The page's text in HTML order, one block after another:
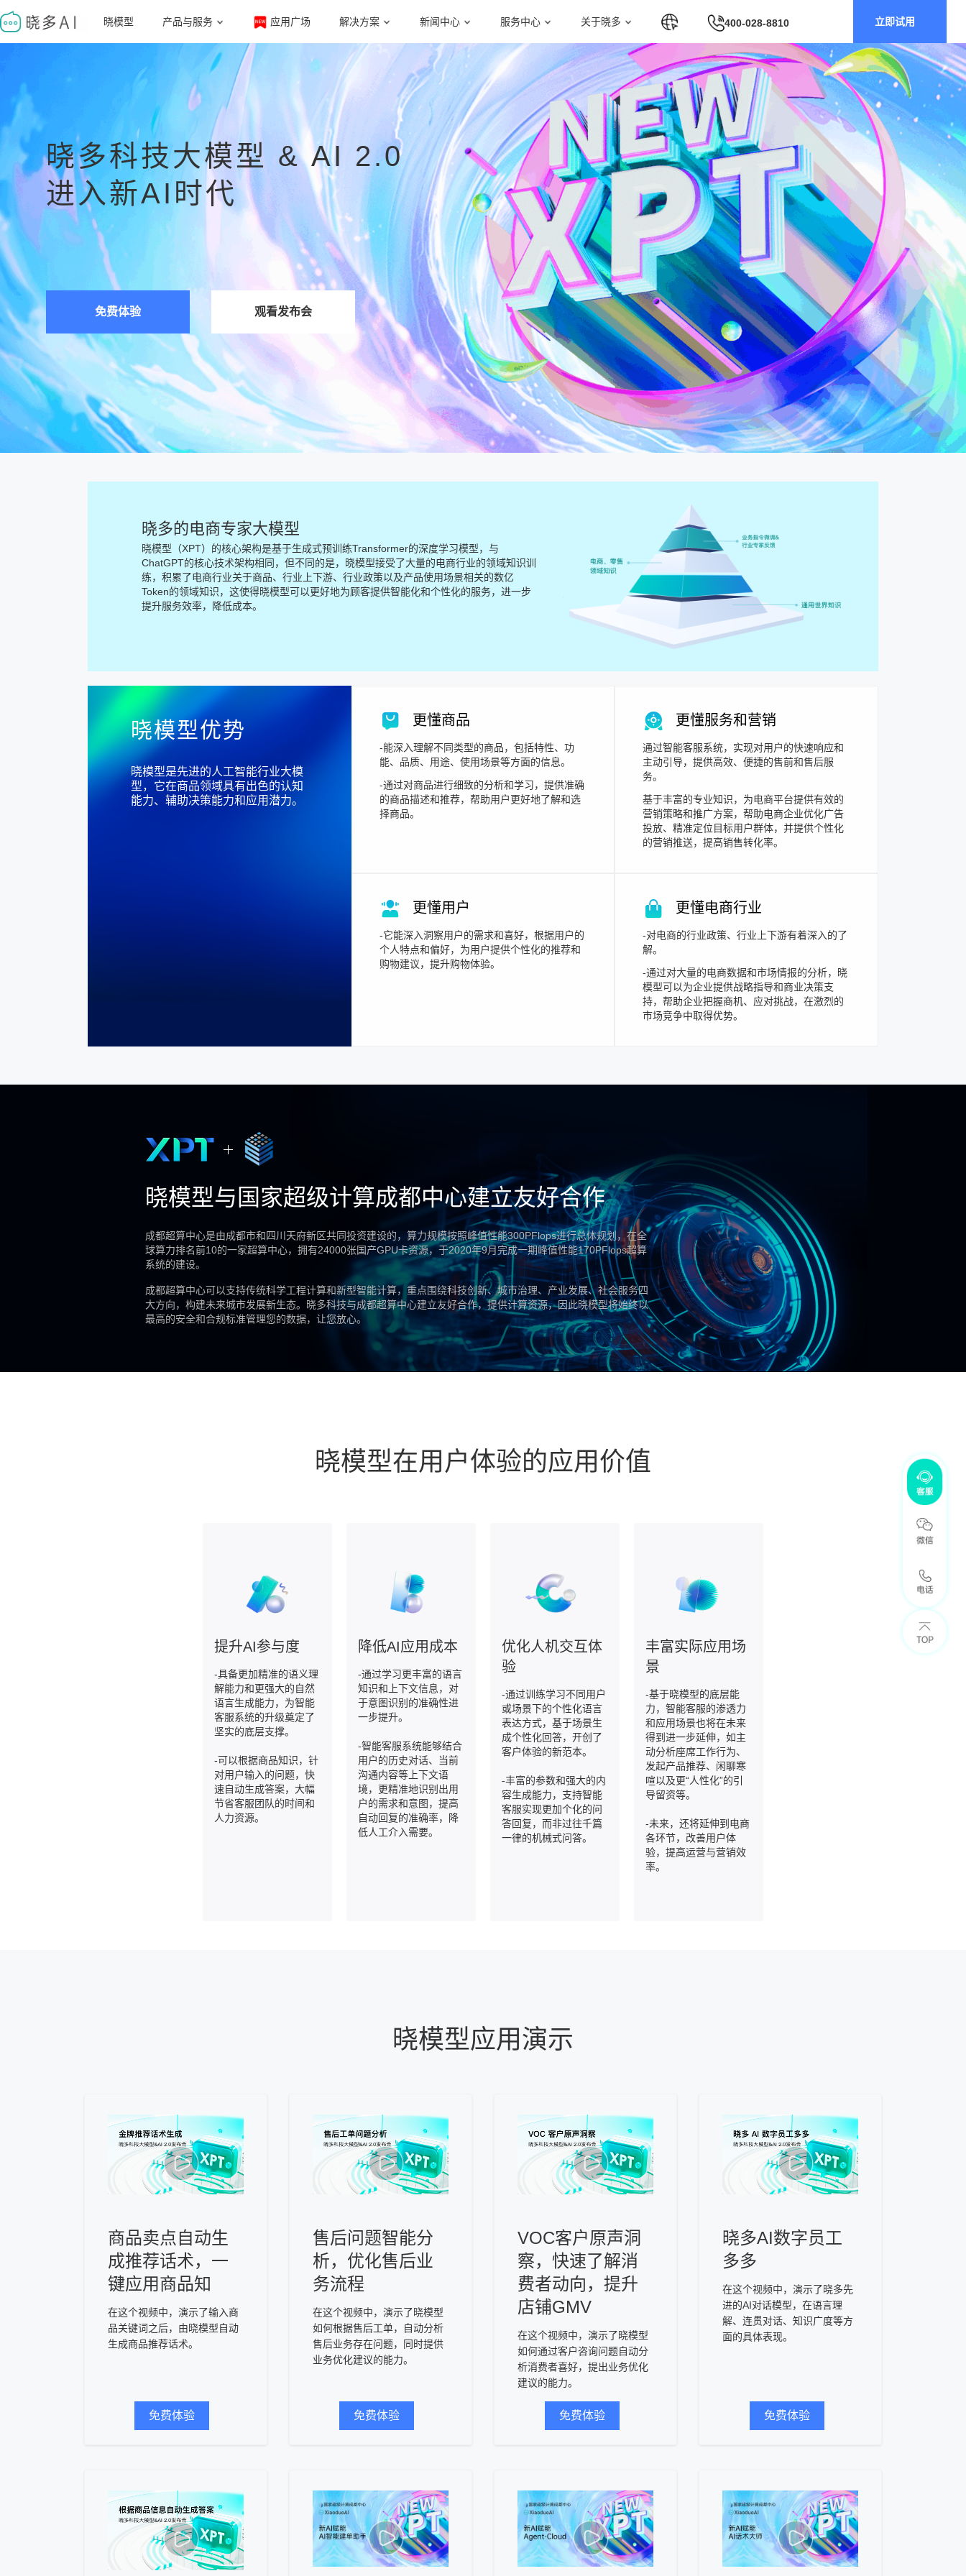
晓模型 产品与服务 应用广场 解决方案 新闻中心 服务中心 关于晓多 400-028-8810 立即试用
晓多科技大模型 & AI 2.0
进入新AI时代
免费体验 观看发布会
晓多的电商专家大模型
晓模型（XPT）的核心架构是基于生成式预训练Transformer的深度学习模型，与
ChatGPT的核心技术架构相同，但不同的是，晓模型接受了大量的电商行业的领域知识训
练，积累了电商行业关于商品、行业上下游、行业政策以及产品使用场景相关的数亿
Token的领域知识，这使得晓模型可以更好地为顾客提供智能化和个性化的服务，进一步
提升服务效率，降低成本。
晓模型优势
晓模型是先进的人工智能行业大模
型，它在商品领域具有出色的认知
能力、辅助决策能力和应用潜力。
更懂商品
-能深入理解不同类型的商品，包括特性、功
能、品质、用途、使用场景等方面的信息。
-通过对商品进行细致的分析和学习，提供准确
的商品描述和推荐，帮助用户更好地了解和选
择商品。
更懂服务和营销
通过智能客服系统，实现对用户的快速响应和
主动引导，提供高效、便捷的售前和售后服
务。
基于丰富的专业知识，为电商平台提供有效的
营销策略和推广方案，帮助电商企业优化广告
投放、精准定位目标用户群体，并提供个性化
的营销推送，提高销售转化率。
更懂用户
-它能深入洞察用户的需求和喜好，根据用户的
个人特点和偏好，为用户提供个性化的推荐和
购物建议，提升购物体验。
更懂电商行业
-对电商的行业政策、行业上下游有着深入的了
解。
-通过对大量的电商数据和市场情报的分析，晓
模型可以为企业提供战略指导和商业决策支
持，帮助企业把握商机、应对挑战，在激烈的
市场竞争中取得优势。
晓模型与国家超级计算成都中心建立友好合作
成都超算中心是由成都市和四川天府新区共同投资建设的，算力规模按照峰值性能300PFlops进行总体规划，在全
球算力排名前10的一家超算中心，拥有24000张国产GPU卡资源，于2020年9月完成一期峰值性能170PFlops超算
系统的建设。
成都超算中心可以支持传统科学工程计算和新型智能计算，重点围绕科技创新、城市治理、产业发展、社会服务四
大方向，构建未来城市发展新生态。晓多科技与成都超算中心建立友好合作，提供计算资源，因此晓模型将始终以
最高的安全和合规标准管理您的数据，让您放心。
晓模型在用户体验的应用价值
提升AI参与度
-具备更加精准的语义理
解能力和更强大的自然
语言生成能力，为智能
客服系统的升级奠定了
坚实的底层支撑。
-可以根据商品知识，针
对用户输入的问题，快
速自动生成答案，大幅
节省客服团队的时间和
人力资源。
降低AI应用成本
-通过学习更丰富的语言
知识和上下文信息，对
于意图识别的准确性进
一步提升。
-智能客服系统能够结合
用户的历史对话、当前
沟通内容等上下文语
境，更精准地识别出用
户的需求和意图，提高
自动回复的准确率，降
低人工介入需要。
优化人机交互体
验
-通过训练学习不同用户
或场景下的个性化语言
表达方式，基于场景生
成个性化回答，开创了
客户体验的新范本。
-丰富的参数和强大的内
容生成能力，支持智能
客服实现更加个化的问
答回复，而非过往千篇
一律的机械式问答。
丰富实际应用场
景
-基于晓模型的底层能
力，智能客服的渗透力
和应用场景也将在未来
得到进一步延伸，如主
动分析座席工作行为、
发起产品推荐、闲聊寒
喧以及更“人性化”的引
导留资等。
-未来，还将延伸到电商
各环节，改善用户体
验，提高运营与营销效
率。
晓模型应用演示
商品卖点自动生
成推荐话术，一
键应用商品知
在这个视频中，演示了输入商
品关键词之后，由晓模型自动
生成商品推荐话术。
免费体验
售后问题智能分
析，优化售后业
务流程
在这个视频中，演示了晓模型
如何根据售后工单，自动分析
售后业务存在问题，同时提供
业务优化建议的能力。
免费体验
VOC客户原声洞
察，快速了解消
费者动向，提升
店铺GMV
在这个视频中，演示了晓模型
如何通过客户咨询问题自动分
析消费者喜好，提出业务优化
建议的能力。
免费体验
晓多AI数字员工
多多
在这个视频中，演示了晓多先
进的AI对话模型，在语言理
解、连贯对话、知识广度等方
面的具体表现。
免费体验